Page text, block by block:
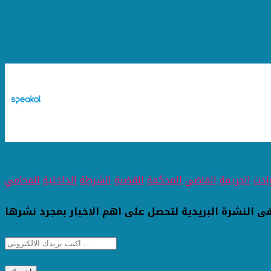
الجريمةالقاضيالمحكمةالقضيةالشرطةالداخليةالمحامي
النشرة البريدية لتحصل على اهم الاخبار بمجرد نشرها